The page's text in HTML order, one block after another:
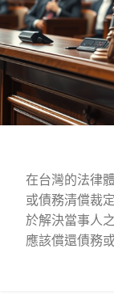
在台灣的法律
或債務清償裁
於解決當事人
應該償還債務